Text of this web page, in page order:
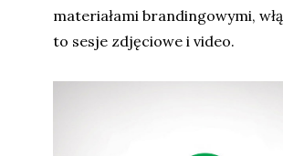
materiałami brandingowymi,
to sesje zdjęciowe i video.